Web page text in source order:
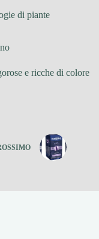
di piante
e ricche di colore